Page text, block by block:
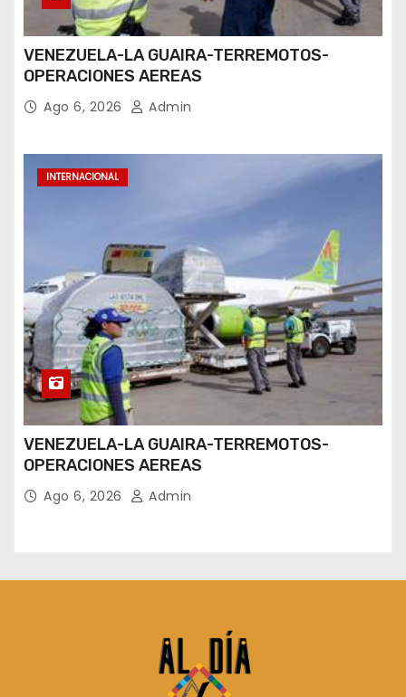
VENEZUELA-LA GUAIRA-TERREMOTOS-
OPERACIONES AEREAS
Ago 6, 2026 Admin
INTERNACIONAL
VENEZUELA-LA GUAIRA-TERREMOTOS-
OPERACIONES AEREAS
Ago 6, 2026 Admin